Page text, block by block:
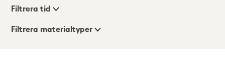
Visningsläge
Filtrera tid
Filtrera materialtyper